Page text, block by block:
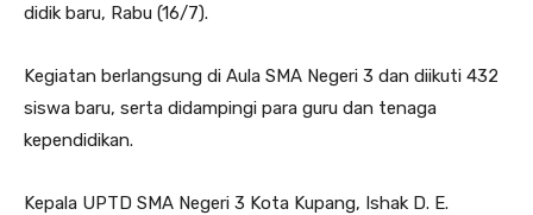
didik baru, Rabu (16/7).
Kegiatan berlangsung di Aula SMA Negeri 3 dan diikuti 432
siswa baru, serta didampingi para guru dan tenaga
kependidikan.
Kepala UPTD SMA Negeri 3 Kota Kupang, Ishak D. E.